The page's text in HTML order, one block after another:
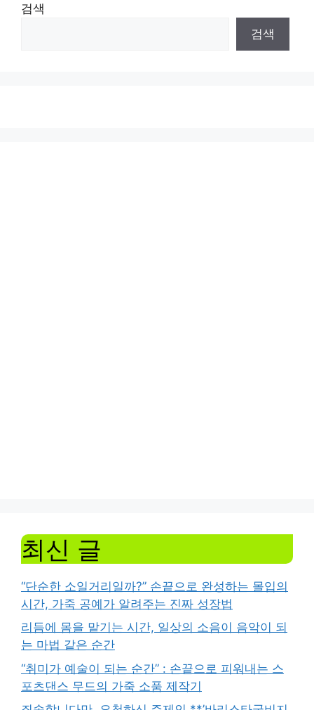
검색
검색
최신 글
“단순한 소일거리일까?” 손끝으로 완성하는 몰입의
시간, 가죽 공예가 알려주는 진짜 성장법
리듬에 몸을 맡기는 시간, 일상의 소음이 음악이 되
는 마법 같은 순간
“취미가 예술이 되는 순간” : 손끝으로 피워내는 스
포츠댄스 무드의 가죽 소품 제작기